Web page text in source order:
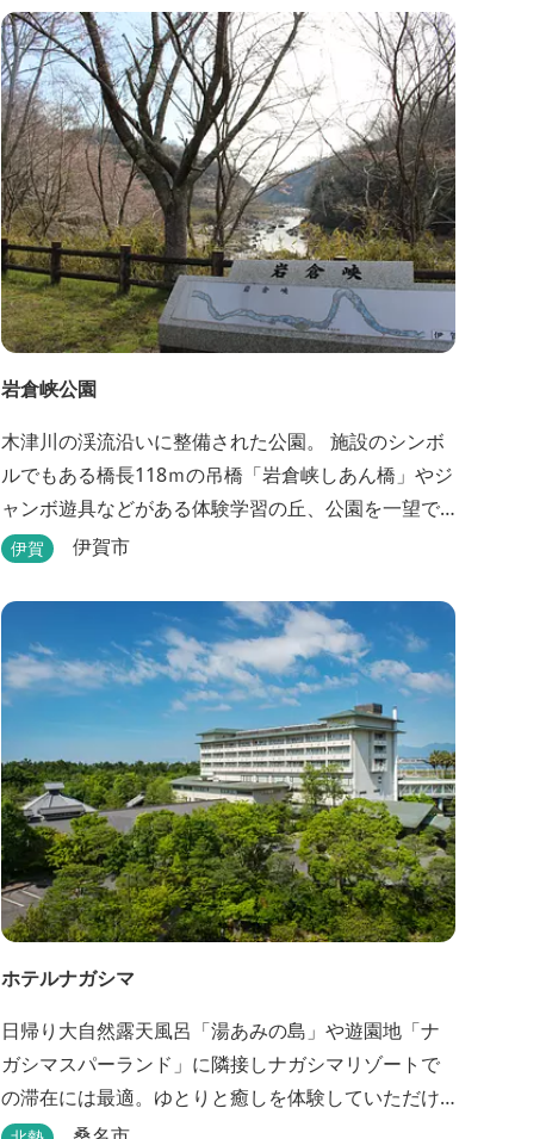
す。 ★手作りのお蕎麦をお楽しみいただけます！ お
蕎麦は毎日お店で打ってつくっております。北海道
や三重のそば粉を使用してつくる、喉ごしの良い昔
ながらのお蕎麦...
岩倉峡公園
木津川の渓流沿いに整備された公園。 施設のシンボ
ルでもある橋長118ｍの吊橋「岩倉峡しあん橋」やジ
ャンボ遊具などがある体験学習の丘、公園を一望で
きる見晴らしの丘があり、幅広い野外活動に利用で
ヶ原温泉やぶっちゃに至る「川辺の道」があり、旧
岩倉水力発電所跡の水路遺構を見ることができた
り、春は桜、秋は紅葉の名所として楽しめる憩いの
場となっています。
伊賀 伊賀市
ホテルナガシマ
日帰り大自然露天風呂「湯あみの島」や遊園地「ナ
ガシマスパーランド」に隣接しナガシマリゾートで
の滞在には最適。ゆとりと癒しを体験していただけ
る雰囲気が人気